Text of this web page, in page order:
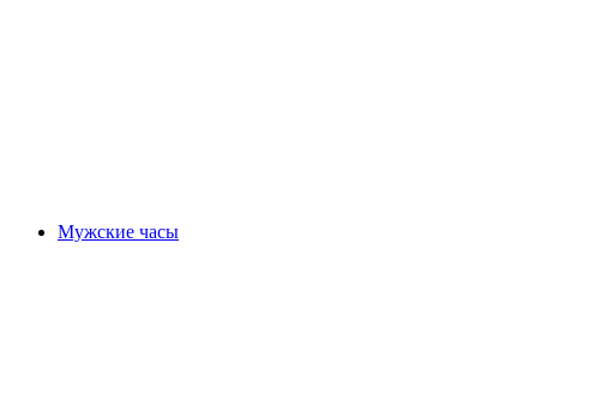
Мужские часы